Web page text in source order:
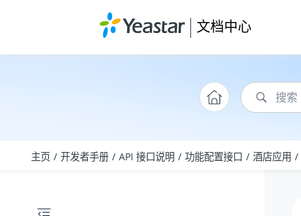
文档中心
主页 开发者手册 API 接口说明 功能配置接口 酒店应用